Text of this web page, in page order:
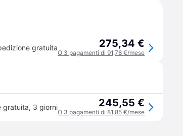
gratuita 275,34 €
O 3 pagamenti di 91,78 €/mese
gratuita, 3 giorni 245,55 €
O 3 pagamenti di 81,85 €/mese